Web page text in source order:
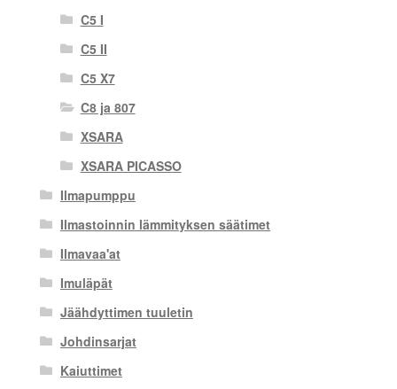
C5 I
C5 II
C5 X7
C8 ja 807
XSARA
XSARA PICASSO
Ilmapumppu
Ilmastoinnin lämmityksen säätimet
Ilmavaa'at
Imuläpät
Jäähdyttimen tuuletin
Johdinsarjat
Kaiuttimet